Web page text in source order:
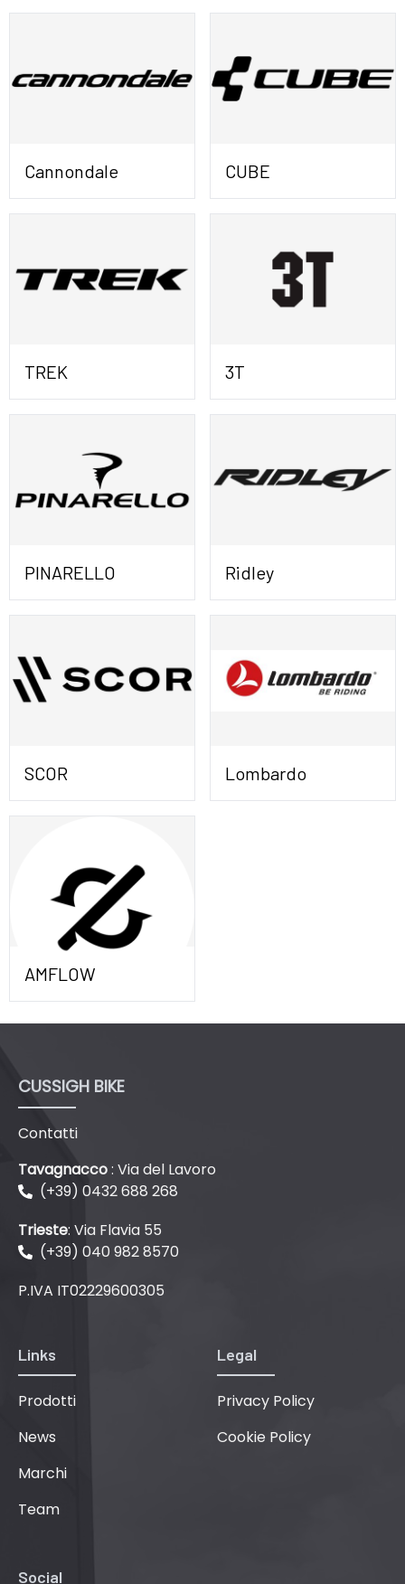
Cannondale CUBE
TREK 3T
PINARELLO Ridley
SCOR Lombardo
AMFLOW
CUSSIGH BIKE
Contatti
Tavagnacco: Via del Lavoro
(+39) 0432 688 268
Trieste: Via Flavia 55
(+39) 040 982 8570
P.IVA IT02229600305
Links
Prodotti
News
Marchi
Team
Legal
Privacy Policy
Cookie Policy
Social